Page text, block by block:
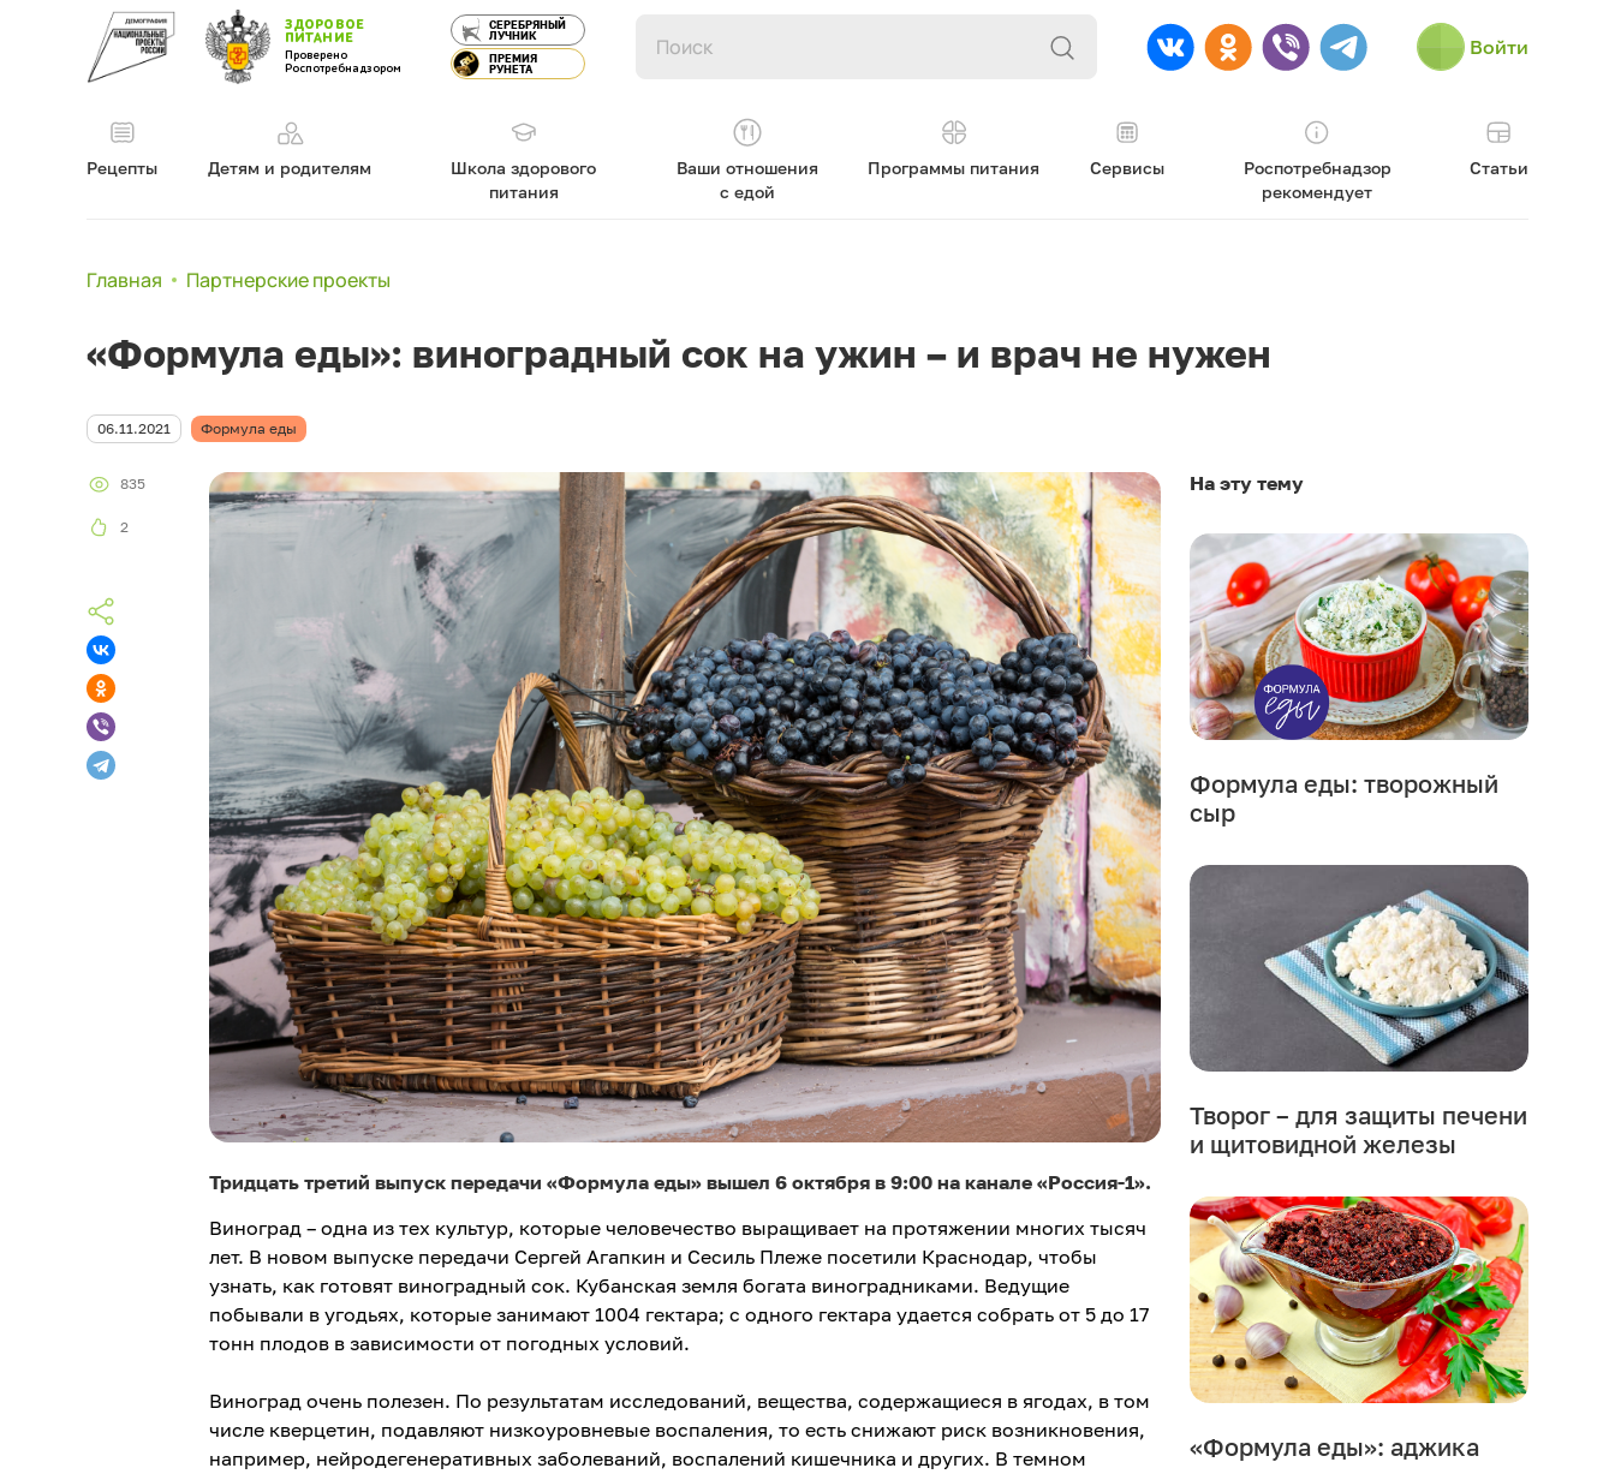
ЗДОРОВОЕ
ПИТАНИЕ
Проверено
Роспотребнадзором
СЕРЕБРЯНЫЙ
ЛУЧНИК
ПРЕМИЯ
РУНЕТА
Войти
Рецепты Детям и родителям
Школа здорового
питания
Ваши отношения
с едой
Программы питания Сервисы
Роспотребнадзор
рекомендует
Статьи
Главная Партнерские проекты
«Формула еды»: виноградный сок на ужин – и врач не нужен
06.11.2021 Формула еды
835
2
Тридцать третий выпуск передачи «Формула еды» вышел 6 октября в 9:00 на канале «Россия-1».
Виноград – одна из тех культур, которые человечество выращивает на протяжении многих тысяч
лет. В новом выпуске передачи Сергей Агапкин и Сесиль Плеже посетили Краснодар, чтобы
узнать, как готовят виноградный сок. Кубанская земля богата виноградниками. Ведущие
побывали в угодьях, которые занимают 1004 гектара; с одного гектара удается собрать от 5 до 17
тонн плодов в зависимости от погодных условий.
Виноград очень полезен. По результатам исследований, вещества, содержащиеся в ягодах, в том
числе кверцетин, подавляют низкоуровневые воспаления, то есть снижают риск возникновения,
например, нейродегенеративных заболеваний, воспалений кишечника и других. В темном
На эту тему
Формула еды: творожный
сыр
Творог – для защиты печени
и щитовидной железы
«Формула еды»: аджика